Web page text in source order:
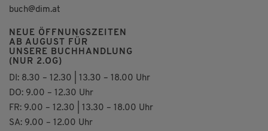
buch@dim.at
NEUE ÖFFNUNGSZEITEN
AB AUGUST FÜR
UNSERE BUCHHANDLUNG
(NUR 2.OG)
DI: 8.30 – 12.30 | 13.30 – 18.00 Uhr
DO: 9.00 – 12.30 Uhr
FR: 9.00 – 12.30 | 13.30 – 18.00 Uhr
SA: 9.00 – 12.00 Uhr